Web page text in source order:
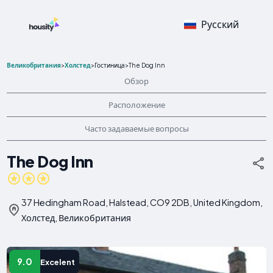
Русский
Великобритания>Холстед>Гостиница>The Dog Inn
Обзор
Расположение
Часто задаваемые вопросы
The Dog Inn
37 Hedingham Road, Halstead, CO9 2DB, United Kingdom,
Холстед, Великобритания
9.0 Excelent